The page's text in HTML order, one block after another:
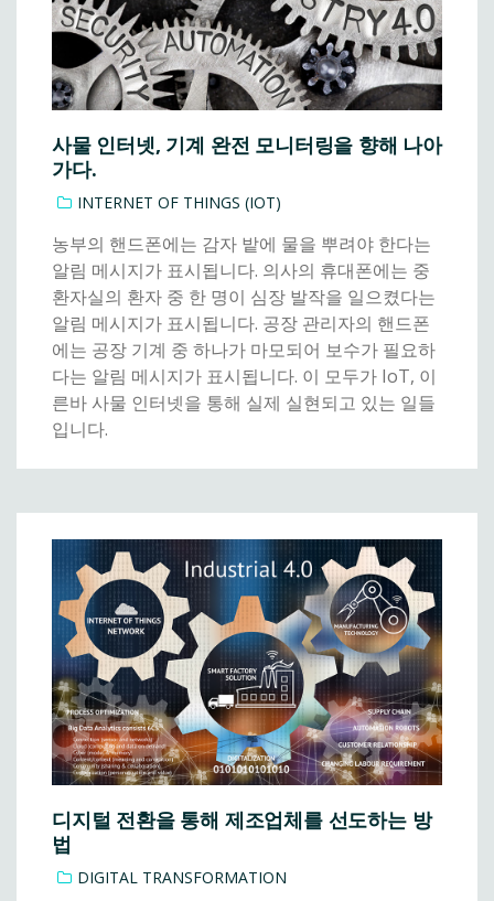
사물 인터넷, 기계 완전 모니터링을 향해 나아
가다.
INTERNET OF THINGS (IOT)
농부의 핸드폰에는 감자 밭에 물을 뿌려야 한다는
알림 메시지가 표시됩니다. 의사의 휴대폰에는 중
환자실의 환자 중 한 명이 심장 발작을 일으켰다는
알림 메시지가 표시됩니다. 공장 관리자의 핸드폰
에는 공장 기계 중 하나가 마모되어 보수가 필요하
다는 알림 메시지가 표시됩니다. 이 모두가 IoT, 이
른바 사물 인터넷을 통해 실제 실현되고 있는 일들
입니다.
디지털 전환을 통해 제조업체를 선도하는 방
법
DIGITAL TRANSFORMATION